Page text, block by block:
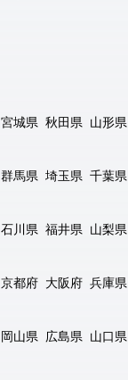
宮城県 秋田県 山形県
群馬県 埼玉県 千葉県
石川県 福井県 山梨県
京都府 大阪府 兵庫県
岡山県 広島県 山口県